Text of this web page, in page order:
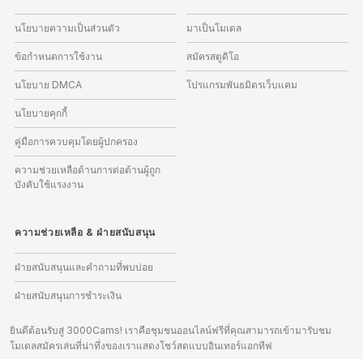
นโยบายความเป็นส่วนตัว
ข้อกำหนดการใช้งาน
นโยบาย DMCA
นโยบายคุกกี้
คู่มือการควบคุมโดยผู้ปกครอง
ความช่วยเหลือด้านการต่อต้านผู้ถูก
บังคับใช้แรงงาน
มาเป็นโมเดล
สมัครสตูดิโอ
โปรแกรมพันธมิตรเว็บแคม
ความช่วยเหลือ & ฝ่ายสนับสนุน
ฝ่ายสนับสนุนและคำถามที่พบบ่อย
ฝ่ายสนับสนุนการชำระเงิน
ยินดีต้อนรับสู่ 3000Cams! เราคือชุมชนออนไลน์ฟรีที่คุณสามารถเข้ามารับชม
โมเดลสมัครเล่นที่น่าทึ่งของเราแสดงโชว์สดแบบอินเทอร์แอกทีฟ